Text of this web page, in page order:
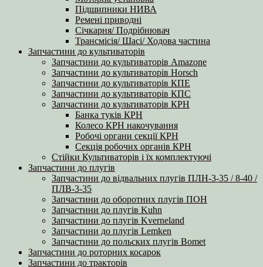
Підшипники НИВА
Ремені приводні
Січкарня/ Подрібнювач
Трансмісія/ Шасі/ Ходова частина
Запчастини до культиваторів
Запчастини до культиваторів Amazone
Запчастини до культиваторів Horsch
Запчастини до культиваторів КПЕ
Запчастини до культиваторів КПС
Запчастини до культиваторів КРН
Банка туків КРН
Колесо КРН накочування
Робочі органи секції КРН
Секція робочих органів КРН
Стійки Культиваторів і їх комплектуючі
Запчастини до плугів
Запчастини до відвальних плугів ПЛН-3-35 / 8-40 /
ПЛВ-3-35
Запчастини до оборотних плугів ПОН
Запчастини до плугів Kuhn
Запчастини до плугів Kverneland
Запчастини до плугів Lemken
Запчастини до польских плугів Bomet
Запчастини до роторних косарок
Запчастини до тракторів